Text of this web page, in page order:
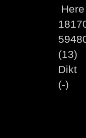
(13)
Dikt
(-)